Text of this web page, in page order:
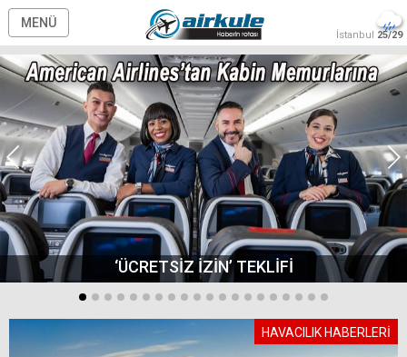
MENÜ
İstanbul 25/29
‘ÜCRETSİZ İZİN’ TEKLİFİ
HAVACILIK HABERLERİ